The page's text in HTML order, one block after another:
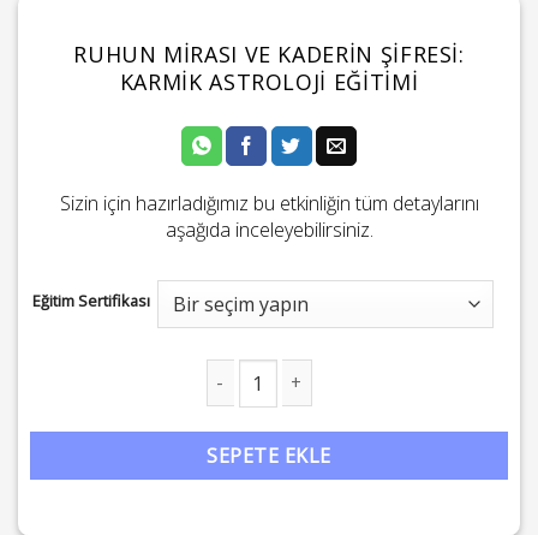
RUHUN MIRASI VE KADERIN ŞIFRESI:
KARMIK ASTROLOJI EĞITIMI
Sizin için hazırladığımız bu etkinliğin tüm detaylarını
aşağıda inceleyebilirsiniz.
Eğitim Sertifikası
SEPETE EKLE